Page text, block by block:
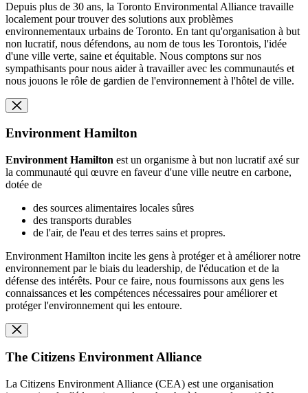
Depuis plus de 30 ans, la Toronto Environmental Alliance travaille
localement pour trouver des solutions aux problèmes
environnementaux urbains de Toronto. En tant qu'organisation à but
non lucratif, nous défendons, au nom de tous les Torontois, l'idée
d'une ville verte, saine et équitable. Nous comptons sur nos
sympathisants pour nous aider à travailler avec les communautés et
nous jouons le rôle de gardien de l'environnement à l'hôtel de ville.
Environment Hamilton
Environment Hamilton est un organisme à but non lucratif axé sur
la communauté qui œuvre en faveur d'une ville neutre en carbone,
dotée de
des sources alimentaires locales sûres
des transports durables
de l'air, de l'eau et des terres sains et propres.
Environment Hamilton incite les gens à protéger et à améliorer notre
environnement par le biais du leadership, de l'éducation et de la
défense des intérêts. Pour ce faire, nous fournissons aux gens les
connaissances et les compétences nécessaires pour améliorer et
protéger l'environnement qui les entoure.
The Citizens Environment Alliance
La Citizens Environment Alliance (CEA) est une organisation